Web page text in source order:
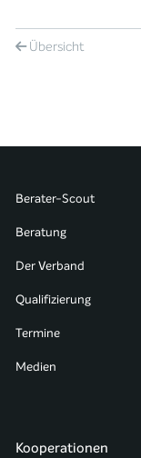
Übersicht
Berater-Scout
Beratung
Der Verband
Qualifizierung
Termine
Medien
Kooperationen